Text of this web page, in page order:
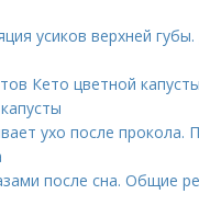
усиков верхней
Кето цветной
ухо после прокола.
после сна. Общие